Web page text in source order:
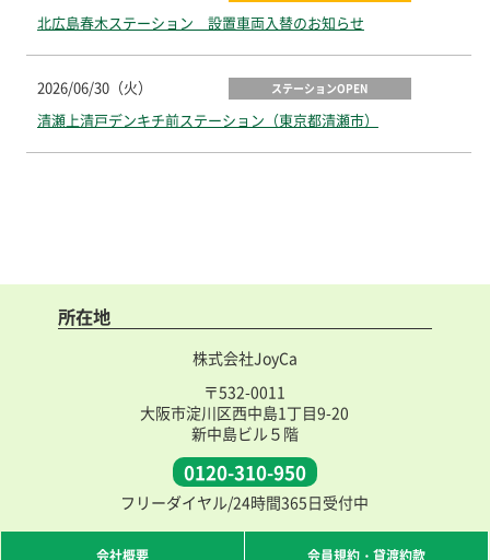
北広島春木ステーション 設置車両入替のお知らせ
2026/06/30（火） ステーションOPEN
清瀬上清戸デンキチ前ステーション（東京都清瀬市）
所在地
株式会社JoyCa
〒532-0011
大阪市淀川区西中島1丁目9-20
新中島ビル５階
0120-310-950
フリーダイヤル/24時間365日受付中
会社概要 会員規約・貸渡約款